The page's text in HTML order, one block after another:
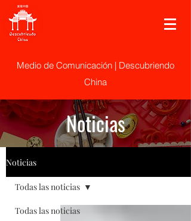
Medio de Comunicación | Descubriendo
China
Noticias
Noticias
Todas las noticias
Todas las noticias